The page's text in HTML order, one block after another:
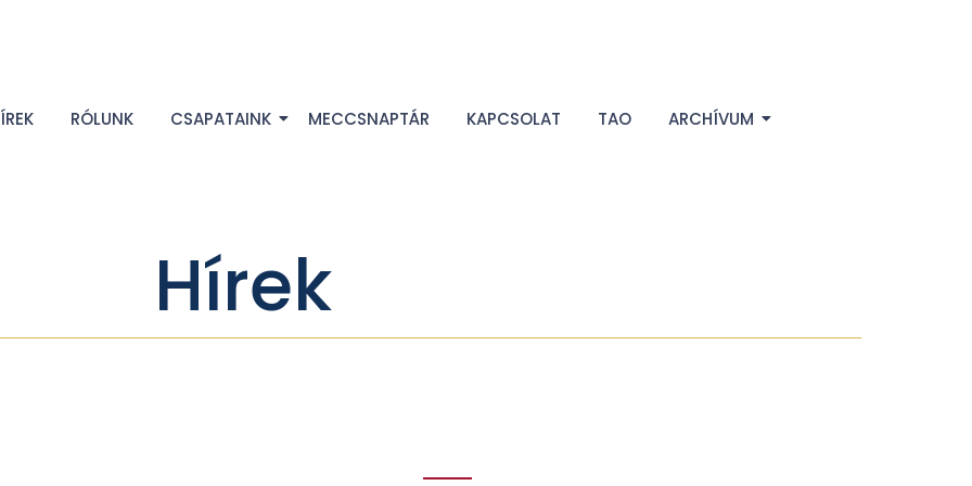
RÓLUNK CSAPATAINK MECCSNAPTÁR KAPCSOLAT TAO ARCHÍVUM
Hírek